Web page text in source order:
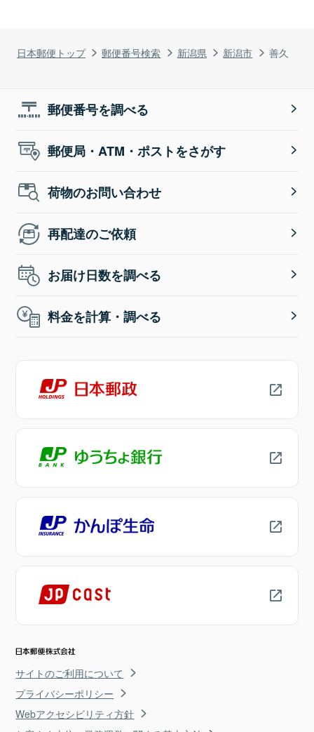
日本郵便トップ 郵便番号検索 新潟県 新潟市 善久
郵便番号を調べる
郵便局・ATM・ポストをさがす
荷物のお問い合わせ
再配達のご依頼
お届け日数を調べる
料金を計算・調べる
サイトのご利用について
プライバシーポリシー
Webアクセシビリティ方針